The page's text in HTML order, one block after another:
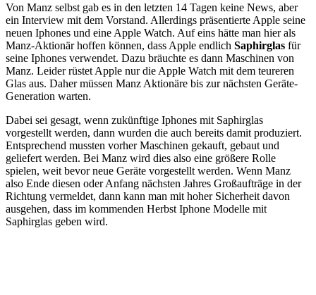
Von Manz selbst gab es in den letzten 14 Tagen keine News, aber
ein Interview mit dem Vorstand. Allerdings präsentierte Apple seine
neuen Iphones und eine Apple Watch. Auf eins hätte man hier als
Manz-Aktionär hoffen können, dass Apple endlich Saphirglas für
seine Iphones verwendet. Dazu bräuchte es dann Maschinen von
Manz. Leider rüstet Apple nur die Apple Watch mit dem teureren
Glas aus. Daher müssen Manz Aktionäre bis zur nächsten Geräte-
Generation warten.
Dabei sei gesagt, wenn zukünftige Iphones mit Saphirglas
vorgestellt werden, dann wurden die auch bereits damit produziert.
Entsprechend mussten vorher Maschinen gekauft, gebaut und
geliefert werden. Bei Manz wird dies also eine größere Rolle
spielen, weit bevor neue Geräte vorgestellt werden. Wenn Manz
also Ende diesen oder Anfang nächsten Jahres Großaufträge in der
Richtung vermeldet, dann kann man mit hoher Sicherheit davon
ausgehen, dass im kommenden Herbst Iphone Modelle mit
Saphirglas geben wird.